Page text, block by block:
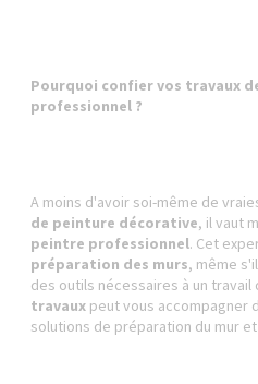
Pourquoi confier vos travaux
professionnel ?
A moins d'avoir soi-même de
de peinture décorative, il vaut
peintre professionnel. Cet
préparation des murs, même
des outils nécessaires à un travail
travaux peut vous accompagner
solutions de préparation du mur